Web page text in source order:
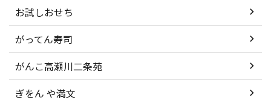
お試しおせち
がってん寿司
がんこ高瀬川二条苑
ぎをん や満文